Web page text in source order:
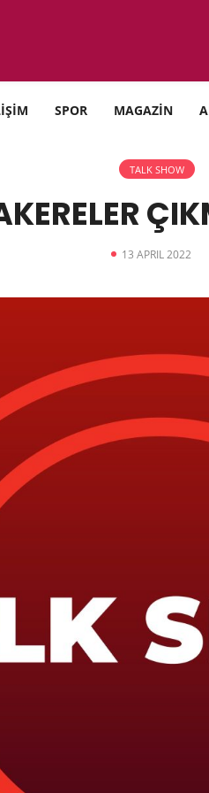
SPOR MAGAZİN
TALK SHOW
13 APRIL 2022